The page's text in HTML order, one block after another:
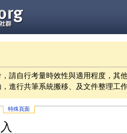
請自行考量時效性與適用程度，其
進行共筆系統搬移、及文件整理工
特殊頁面